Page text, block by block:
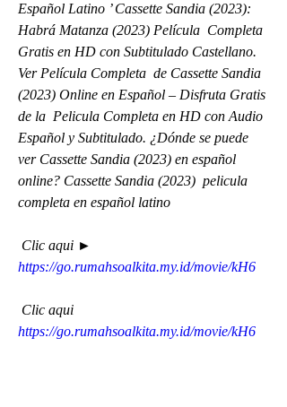
Español Latino ’ Cassette Sandia (2023):
Habrá Matanza (2023) Película  Completa
Gratis en HD con Subtitulado Castellano.
Ver Película Completa  de Cassette Sandia
(2023) Online en Español – Disfruta Gratis
de la  Pelicula Completa en HD con Audio
Español y Subtitulado. ¿Dónde se puede
ver Cassette Sandia (2023) en español
online? Cassette Sandia (2023)  pelicula
completa en español latino
https://go.rumahsoalkita.my.id/movie/kH6
https://go.rumahsoalkita.my.id/movie/kH6